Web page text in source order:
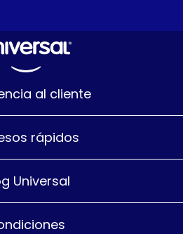
al cliente
rápidos
Universal